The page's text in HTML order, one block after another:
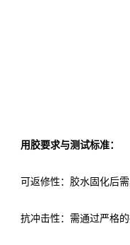
用胶要求与测试标准：
可返修性：胶水固化后
抗冲击性：需通过严格